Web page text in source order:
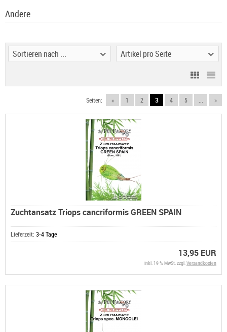
Andere
Sortieren nach ... Artikel pro Seite
Seiten: « 1 2 3 4 5 »
Zuchtansatz Triops cancriformis GREEN SPAIN
Lieferzeit: 3-4 Tage
13,95 EUR
inkl. 19 % MwSt. zzgl.Versandkosten